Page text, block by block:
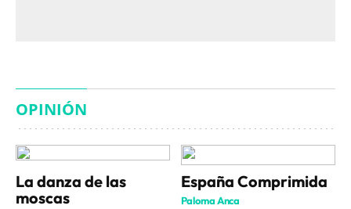
OPINIÓN
La danza de las
moscas
España Comprimida
Paloma Anca